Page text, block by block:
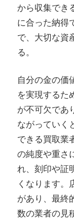
から収集でき
に合った納得
で、大切な資
る。
自分の金の価
を実現するた
が不可欠であ
ながっていく
できる買取業
の純度や重さ
れ、刻印や証
くなります。
があり、最終
数の業者の見